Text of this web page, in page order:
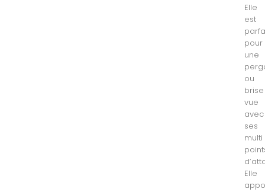
Elle
est
pour
une
ou
brise
vue
avec
ses
multi
Elle